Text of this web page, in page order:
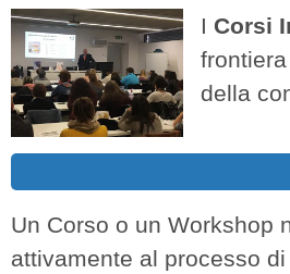
I Corsi
della
Un Corso o un Workshop
attivamente al processo